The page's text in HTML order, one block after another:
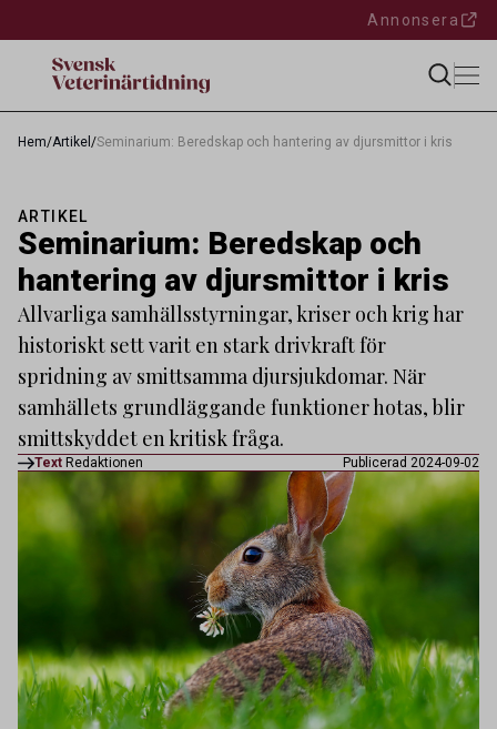
Annonsera
Hem/Artikel /Seminarium: Beredskap och hantering av djursmittor i kris
ARTIKEL
Seminarium: Beredskap och
hantering av djursmittor i kris
Allvarliga samhällsstyrningar, kriser och krig har
historiskt sett varit en stark drivkraft för
spridning av smittsamma djursjukdomar. När
samhällets grundläggande funktioner hotas, blir
smittskyddet en kritisk fråga.
Text Redaktionen Publicerad 2024-09-02